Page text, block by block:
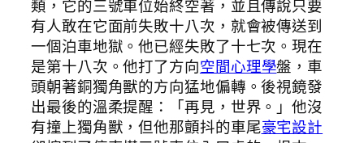
類，它的三號車位始終空著，並且傳說只要
有人敢在它面前失敗十八次，就會被傳送到
一個泊車地獄。他已經失敗了十七次。現在
是第十八次。他打了方向空間心理學盤，車
頭朝著銅獨角獸的方向猛地偏轉。後視鏡發
出最後的溫柔提醒：「再見，世界。」他沒
有撞上獨角獸，但他那顫抖的車尾豪宅設計